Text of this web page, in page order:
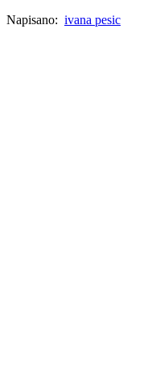
Napisano: ivana pesic